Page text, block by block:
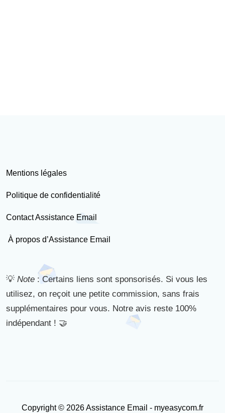
Mentions légales
Politique de confidentialité
Contact Assistance Email
À propos d’Assistance Email
💡 Note : Certains liens sont sponsorisés. Si vous les
utilisez, on reçoit une petite commission, sans frais
supplémentaires pour vous. Notre avis reste 100%
indépendant ! 🤝
Copyright © 2026 Assistance Email - myeasycom.fr